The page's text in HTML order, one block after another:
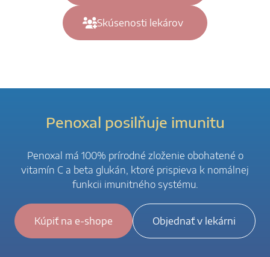
Skúsenosti lekárov
Penoxal posilňuje imunitu
Penoxal má 100% prírodné zloženie obohatené o
vitamín C a beta glukán, ktoré prispieva k nomálnej
funkcii imunitného systému.
Kúpiť na e-shope Objednať v lekárni